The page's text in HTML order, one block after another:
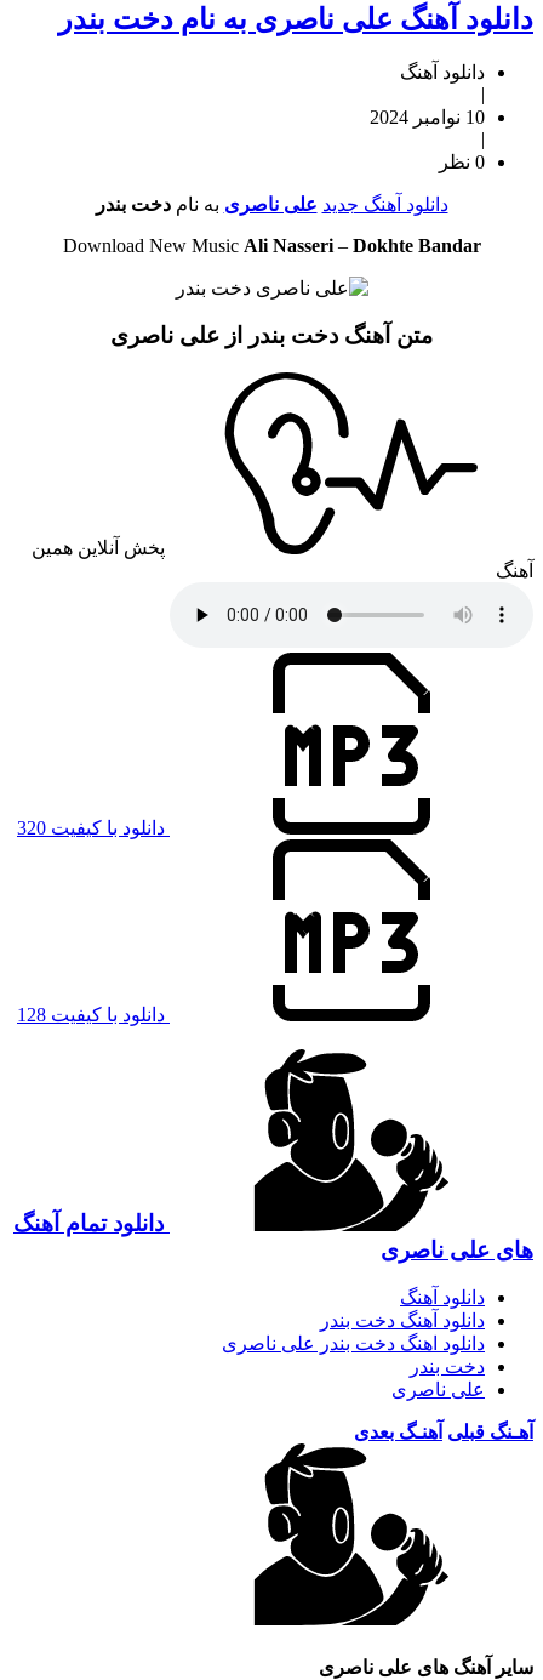
دانلود آهنگ علی ناصری به نام دخت بندر
دانلود آهنگ
|
10 نوامبر 2024
|
0 نظر
دانلود آهنگ جدید علی ناصری به نامدخت بندر
Download New Music Ali Nasseri– Dokhte Bandar
متن آهنگ دخت بندر از علی ناصری
پخش آنلاین همین
آهنگ
دانلود با کیفیت 320
دانلود با کیفیت 128
دانلود تمام آهنگ
های علی ناصری
دانلود آهنگ
دانلود آهنگ دخت بندر
دانلود اهنگ دخت بندر علی ناصری
دخت بندر
علی ناصری
آهـنگ قبلی آهنـگ بعدی
سایر آهنگ های علی ناصری